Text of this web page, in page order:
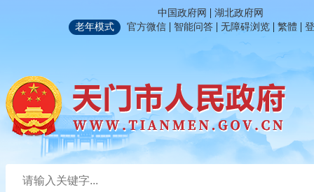
中国政府网 | 湖北政府网
老年模式
官方微信 | 智能问答 | 无障碍浏览 | 繁體 |